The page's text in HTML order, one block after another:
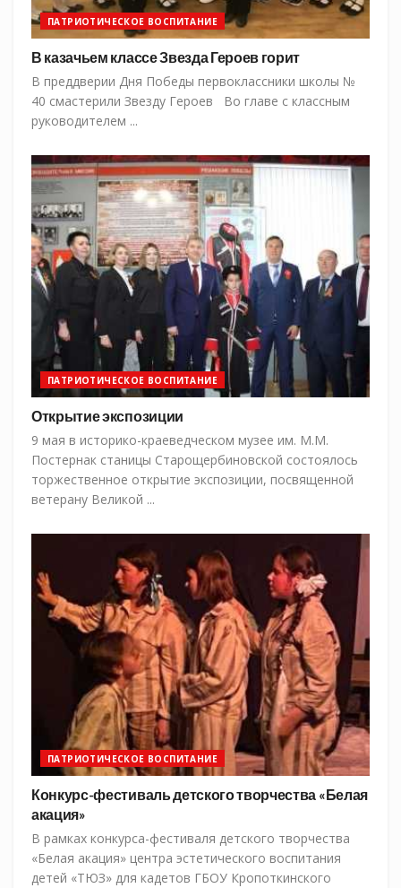
ПАТРИОТИЧЕСКОЕ ВОСПИТАНИЕ
В казачьем классе Звезда Героев горит
В преддверии Дня Победы первоклассники школы №
40 смастерили Звезду Героев Во главе с классным
руководителем ...
ПАТРИОТИЧЕСКОЕ ВОСПИТАНИЕ
Открытие экспозиции
9 мая в историко-краеведческом музее им. М.М.
Постернак станицы Старощербиновской состоялось
торжественное открытие экспозиции, посвященной
ветерану Великой ...
ПАТРИОТИЧЕСКОЕ ВОСПИТАНИЕ
Конкурс-фестиваль детского творчества «Белая
акация»
В рамках конкурса-фестиваля детского творчества
«Белая акация» центра эстетического воспитания
детей «ТЮЗ» для кадетов ГБОУ Кропоткинского